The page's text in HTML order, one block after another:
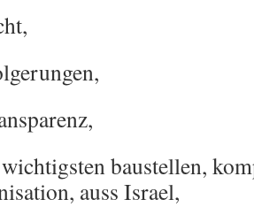
baustellen,
auss Israel,